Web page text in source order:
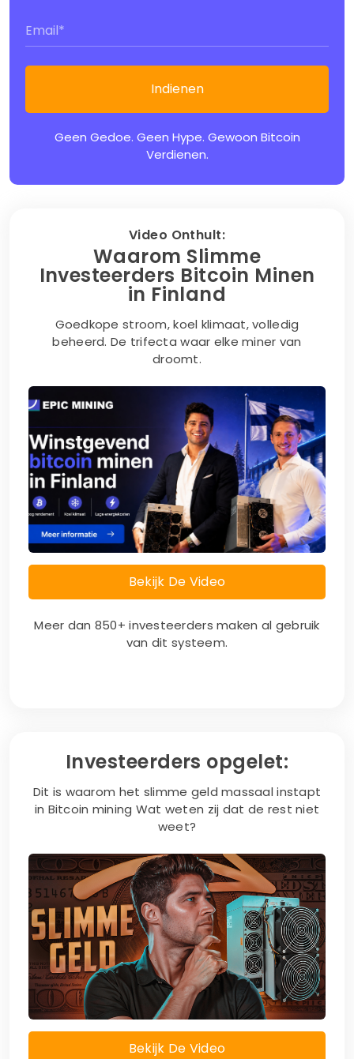
Email(Vereist)
Geen Gedoe. Geen Hype. Gewoon Bitcoin
Verdienen.
Video Onthult:
Waarom Slimme
Investeerders Bitcoin Minen
in Finland
Goedkope stroom, koel klimaat, volledig
beheerd. De trifecta waar elke miner van
droomt.
Bekijk De Video
Meer dan 850+ investeerders maken al gebruik
van dit systeem.
Investeerders opgelet:
Dit is waarom het slimme geld massaal instapt
in Bitcoin mining Wat weten zij dat de rest niet
weet?
Bekijk De Video